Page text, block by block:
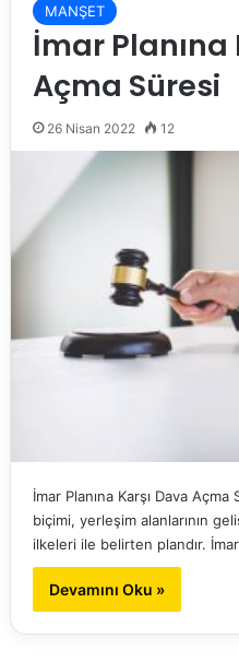
MANŞET
İmar Planına
Açma Süresi
26 Nisan 2022 12
İmar Planına Karşı Dava Açma
biçimi, yerleşim alanlarının
ilkeleri ile belirten plandır.
Devamını Oku »